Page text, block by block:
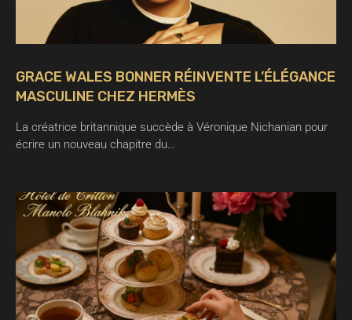
GRACE WALES BONNER RÉINVENTE L’ÉLÉGANCE
MASCULINE CHEZ HERMÈS
La créatrice britannique succède à Véronique Nichanian pour
écrire un nouveau chapitre du…